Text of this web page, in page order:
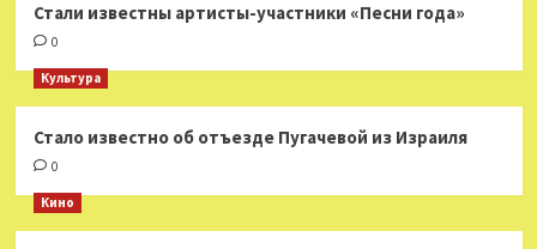
Стали известны артисты-участники «Песни года»
0
Культура
Стало известно об отъезде Пугачевой из Израиля
0
Кино